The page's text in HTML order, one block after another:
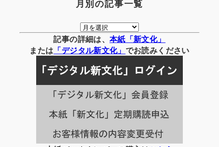
月別の記事一覧
月
別
の
事
一
覧
記事の詳細は、 本紙「新文化」
または 「デジタル新文化」 でお読みください